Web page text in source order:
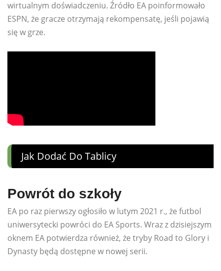
wirtualnym doświadczeniu. Źródło EA poinformowało
ESPN, że gracze otrzymają rekompensatę, jeśli pojawią
się w grze.
Jak Dodać Do Tablicy
Powrót do szkoły
EA po raz pierwszy ogłosiło w lutym 2021 r., że futbol
uniwersytecki powróci do EA Sports. Wraz z dzisiejszym
oknem EA potwierdza również, że tryby Road to Glory i
Dynasty będą dostępne w nowej serii.